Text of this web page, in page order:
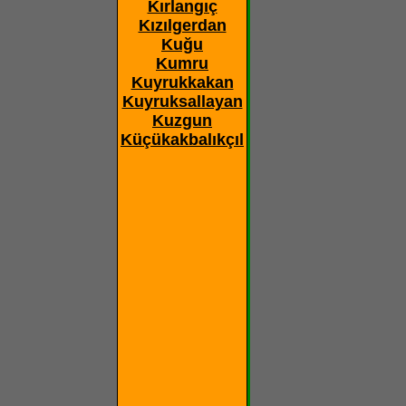
Kırlangıç
Kızılgerdan
Kuğu
Kumru
Kuyrukkakan
Kuyruksallayan
Kuzgun
Küçükakbalıkçıl